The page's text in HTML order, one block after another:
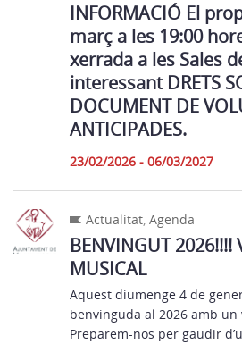
INFORMACIÓ El
març a les 19:00
xerrada a les Sales
interessant DRETS
DOCUMENT DE
ANTICIPADES.
23/02/2026 - 06/03/2027
Actualitat,Agenda
BENVINGUT 2026!!!!
MUSICAL
Aquest diumenge 4 de
benvinguda al 2026 amb
Preparem-nos per gaudir